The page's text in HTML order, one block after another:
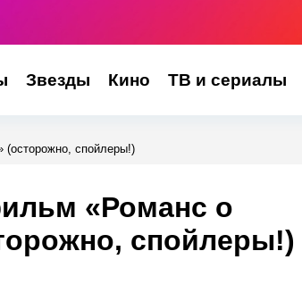
Звезды Кино ТВ и сериалы
спойлеры!)
«Романс о
спойлеры!)